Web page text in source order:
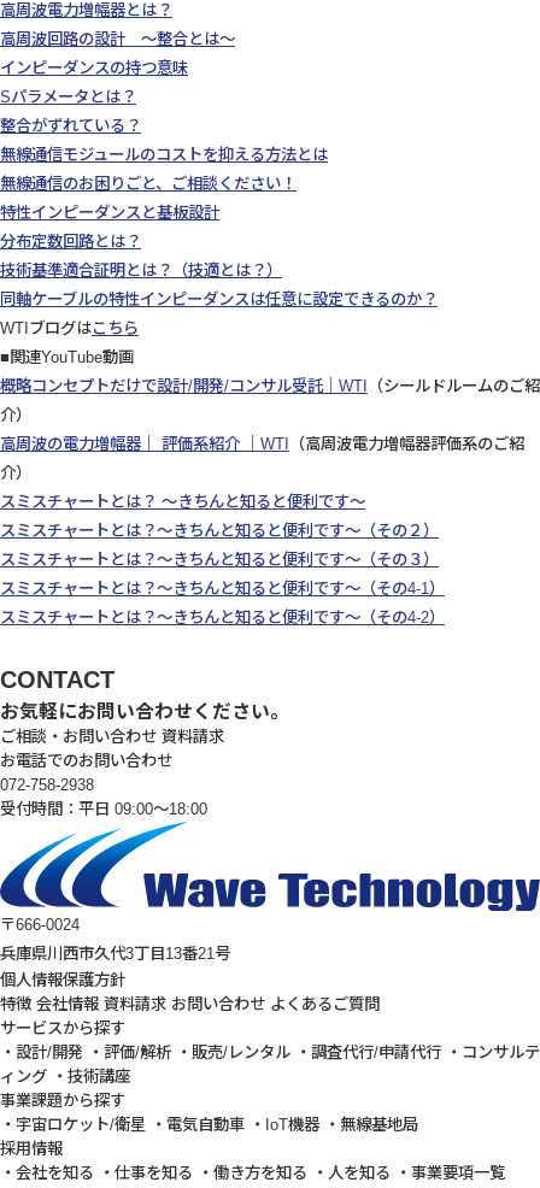
高周波電力増幅器とは？
高周波回路の設計 ～整合とは～
インピーダンスの持つ意味
Sパラメータとは？
整合がずれている？
無線通信モジュールのコストを抑える方法とは
無線通信のお困りごと、ご相談ください！
特性インピーダンスと基板設計
分布定数回路とは？
技術基準適合証明とは？（技適とは？）
同軸ケーブルの特性インピーダンスは任意に設定できるのか？
WTIブログはこちら
■関連YouTube動画
概略コンセプトだけで設計/開発/コンサル受託｜WTI
（シールドルームのご紹
介）
高周波の電力増幅器｜ 評価系紹介 ｜WTI
（高周波電力増幅器評価系のご紹
介）
スミスチャートとは？ ～きちんと知ると便利です～
スミスチャートとは？～きちんと知ると便利です～（その２）
スミスチャートとは？～きちんと知ると便利です～（その３）
スミスチャートとは？～きちんと知ると便利です～（その4-1）
スミスチャートとは？～きちんと知ると便利です～（その4-2）
CONTACT
お気軽にお問い合わせください。
ご相談・お問い合わせ 資料請求
お電話でのお問い合わせ
072-758-2938
受付時間：平日 09:00～18:00
〒666-0024
兵庫県川西市久代3丁目13番21号
個人情報保護方針
特徴 会社情報 資料請求 お問い合わせ よくあるご質問
サービスから探す
・設計/開発
・評価/解析 ・販売/レンタル ・調査代行/申請代行 ・コンサルテ
ィング ・技術講座
事業課題から探す
・宇宙ロケット/衛星
・電気自動車 ・IoT機器 ・無線基地局
採用情報
・会社を知る
・仕事を知る ・働き方を知る ・人を知る
・事業要項一覧